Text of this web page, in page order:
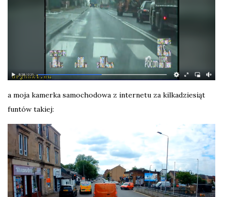
a moja kamerka samochodowa z internetu za kilkadziesiąt
funtów takiej: